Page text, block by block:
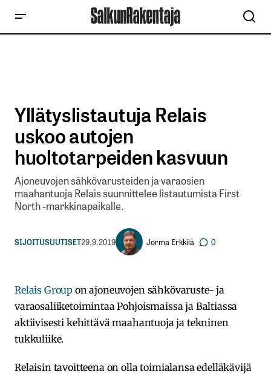
Yllätyslistautuja Relais
uskoo autojen
huoltotarpeiden kasvuun
Ajoneuvojen sähkövarusteiden ja varaosien
maahantuoja Relais suunnittelee listautumista First
North -markkinapaikalle.
SIJOITUSUUTISET29.9.2019 Jorma Erkkilä 0
Relais Group on ajoneuvojen sähkövaruste- ja
varaosaliiketoimintaa Pohjoismaissa ja Baltiassa
aktiivisesti kehittävä maahantuoja ja tekninen
tukkuliike.
Relaisin tavoitteena on olla toimialansa edelläkävijä